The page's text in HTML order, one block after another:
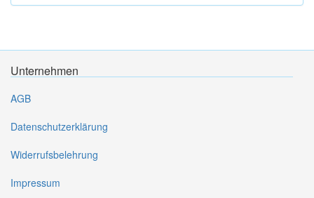
Unternehmen
AGB
Datenschutzerklärung
Widerrufsbelehrung
Impressum